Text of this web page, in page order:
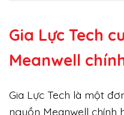
Gia Lực Tech
Meanwell
Gia Lực Tech là một
nguồn Meanwell chính